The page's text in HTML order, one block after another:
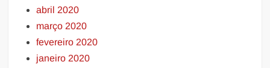
abril 2020
março 2020
fevereiro 2020
janeiro 2020